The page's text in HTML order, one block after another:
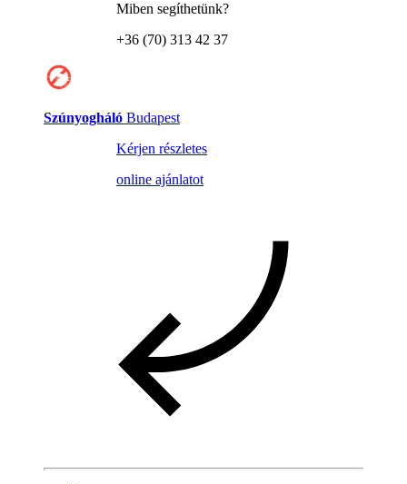
Miben segíthetünk?
+36 (70) 313 42 37
Szúnyogháló Budapest
Kérjen részletes
online ajánlatot